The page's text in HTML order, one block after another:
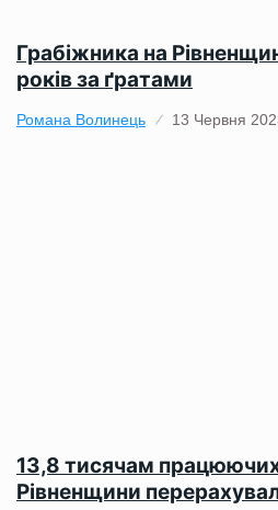
Грабіжника на
років за ґратами
Романа Волинець 13 Червня
13,8 тисячам працюючих
Рівненщини